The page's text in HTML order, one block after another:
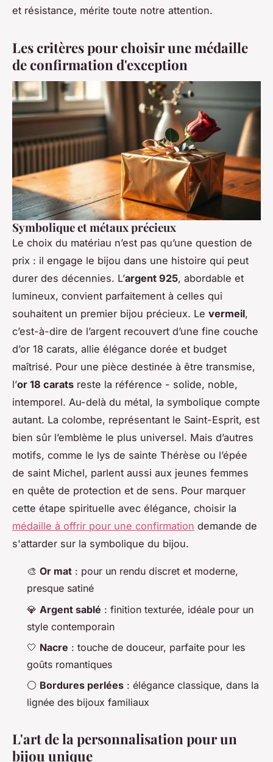
et résistance, mérite toute notre attention.
Les critères pour choisir une médaille
de confirmation d'exception
Symbolique et métaux précieux
Le choix du matériau n’est pas qu’une question de
prix : il engage le bijou dans une histoire qui peut
durer des décennies. L’argent 925, abordable et
lumineux, convient parfaitement à celles qui
souhaitent un premier bijou précieux. Le vermeil,
c’est-à-dire de l’argent recouvert d’une fine couche
d’or 18 carats, allie élégance dorée et budget
maîtrisé. Pour une pièce destinée à être transmise,
l’or 18 carats reste la référence - solide, noble,
intemporel. Au-delà du métal, la symbolique compte
autant. La colombe, représentant le Saint-Esprit, est
bien sûr l’emblème le plus universel. Mais d’autres
motifs, comme le lys de sainte Thérèse ou l’épée
de saint Michel, parlent aussi aux jeunes femmes
en quête de protection et de sens. Pour marquer
cette étape spirituelle avec élégance, choisir la
médaille à offrir pour une confirmation demande de
s'attarder sur la symbolique du bijou.
🎨 Or mat : pour un rendu discret et moderne,
presque satiné
💎 Argent sablé : finition texturée, idéale pour un
style contemporain
🤍 Nacre : touche de douceur, parfaite pour les
goûts romantiques
⚪ Bordures perlées : élégance classique, dans la
lignée des bijoux familiaux
L'art de la personnalisation pour un
bijou unique